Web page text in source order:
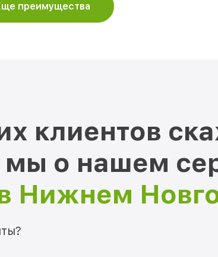
преимущества
клиентов
о нашем
Нижнем